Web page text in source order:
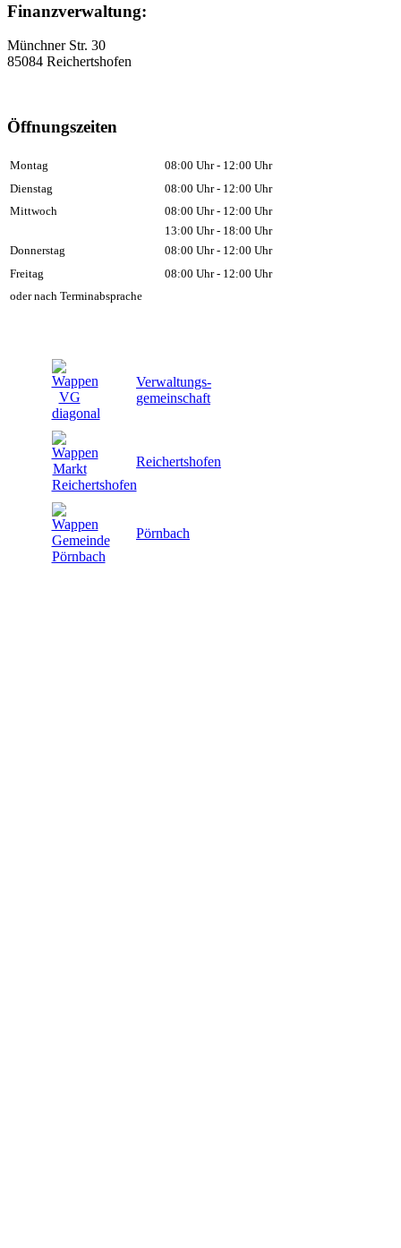
Finanzverwaltung:
Münchner Str. 30
85084 Reichertshofen
Öffnungszeiten
Montag
08:00 Uhr - 12:00 Uhr
Dienstag
08:00 Uhr - 12:00 Uhr
Mittwoch
08:00 Uhr - 12:00 Uhr
13:00 Uhr - 18:00 Uhr
Donnerstag
08:00 Uhr - 12:00 Uhr
Freitag
08:00 Uhr - 12:00 Uhr
oder nach Terminabsprache
Verwaltungs-
gemeinschaft
Reichertshofen
Pörnbach